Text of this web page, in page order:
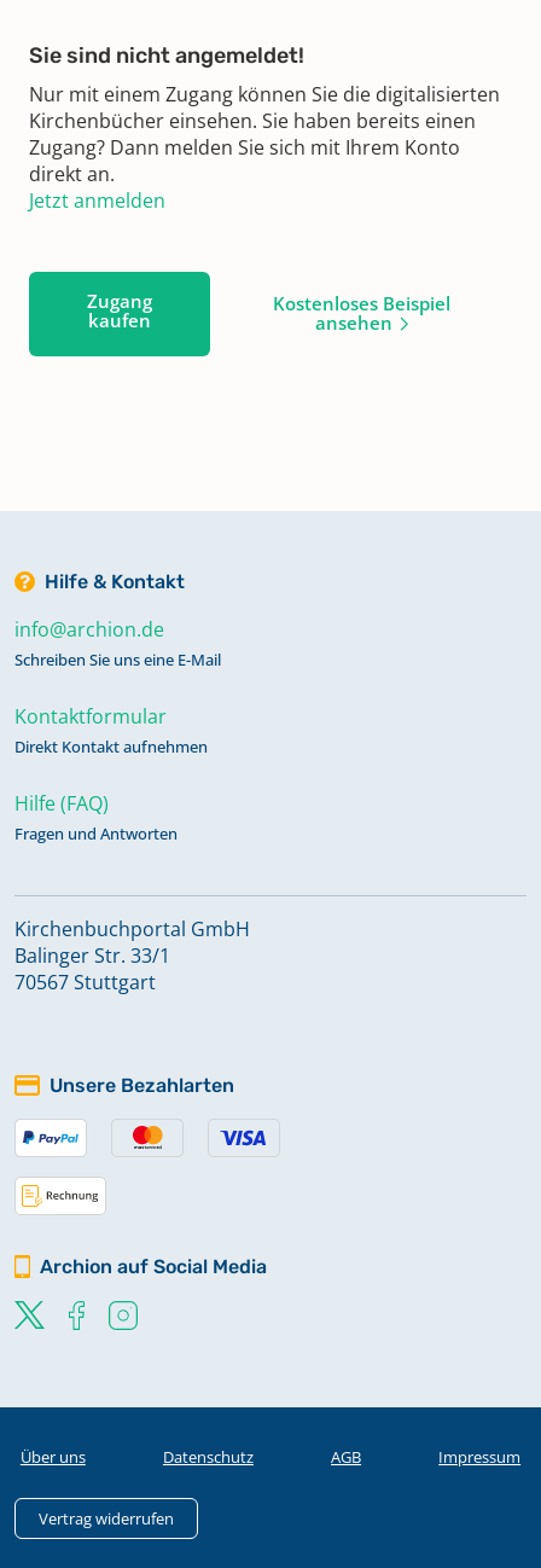
Sie sind nicht angemeldet!
Nur mit einem Zugang können Sie die digitalisierten
Kirchenbücher einsehen. Sie haben bereits einen
Zugang? Dann melden Sie sich mit Ihrem Konto
direkt an.
Jetzt anmelden
Zugang
kaufen
Kostenloses Beispiel
ansehen
Hilfe & Kontakt
info@archion.de
Schreiben Sie uns eine E-Mail
Kontaktformular
Direkt Kontakt aufnehmen
Hilfe (FAQ)
Fragen und Antworten
Kirchenbuchportal GmbH
Balinger Str. 33/1
70567 Stuttgart
Unsere Bezahlarten
Archion auf Social Media
Über uns Datenschutz AGB Impressum
Vertrag widerrufen